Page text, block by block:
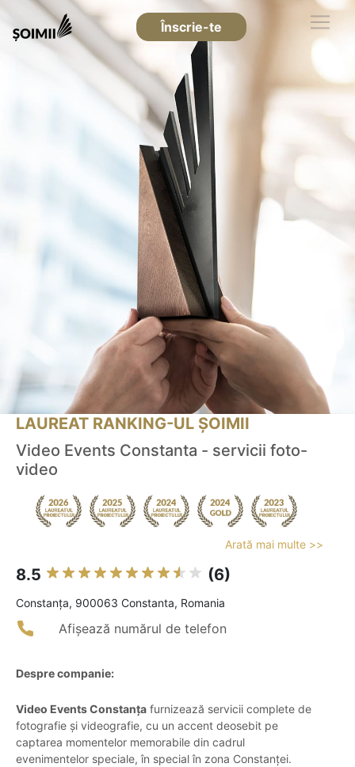
Înscrie-te
LAUREAT RANKING-UL ȘOIMII
Video Events Constanta - servicii foto-
video
Arată mai multe >>
8.5 (6)
Constanţa, 900063 Constanta, Romania
Afișează numărul de telefon
Despre companie:
Video Events Constanța furnizează servicii complete de
fotografie și videografie, cu un accent deosebit pe
captarea momentelor memorabile din cadrul
evenimentelor speciale, în special în zona Constanței.